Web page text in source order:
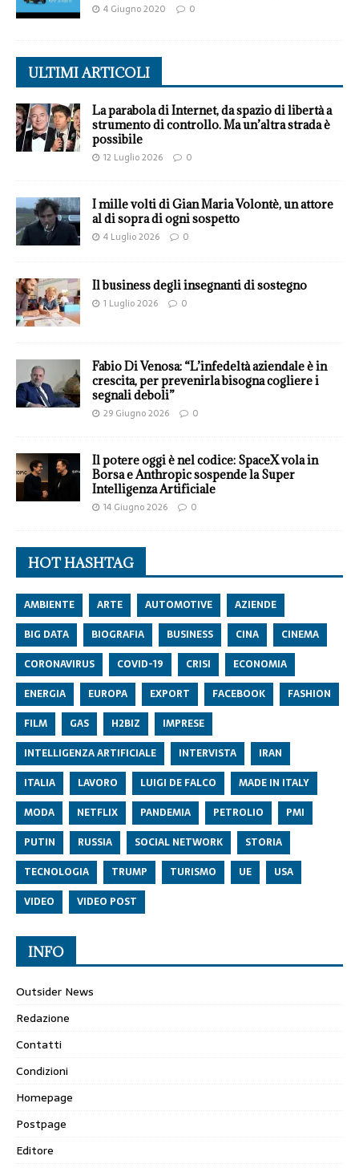
4 Giugno 2020 0
ULTIMI ARTICOLI
La parabola di Internet, da spazio di libertà a
strumento di controllo. Ma un’altra strada è
possibile
12 Luglio 2026 0
I mille volti di Gian Maria Volontè, un attore
al di sopra di ogni sospetto
4 Luglio 2026 0
Il business degli insegnanti di sostegno
1 Luglio 2026 0
Fabio Di Venosa: “L’infedeltà aziendale è in
crescita, per prevenirla bisogna cogliere i
segnali deboli”
29 Giugno 2026 0
Il potere oggi è nel codice: SpaceX vola in
Borsa e Anthropic sospende la Super
Intelligenza Artificiale
14 Giugno 2026 0
HOT HASHTAG
AMBIENTE ARTE AUTOMOTIVE
AZIENDE
BIG DATA
BIOGRAFIA BUSINESS CINA
CINEMA
CORONAVIRUS
COVID-19 CRISI
ECONOMIA
ENERGIA
EUROPA EXPORT FACEBOOK
FASHION
FILM
GAS H2BIZ
IMPRESE
INTELLIGENZA ARTIFICIALE
INTERVISTA
IRAN
ITALIA
LAVORO LUIGI DE FALCO
MADE IN ITALY
MODA
NETFLIX PANDEMIA PETROLIO
PMI
PUTIN
RUSSIA SOCIAL NETWORK
STORIA
TECNOLOGIA
TRUMP TURISMO UE
USA
VIDEO
VIDEO POST
INFO
Outsider News
Redazione
Contatti
Condizioni
Homepage
Postpage
Editore